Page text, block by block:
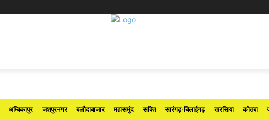
अम्बिकापुर जशपुरनगर बलौदाबाजार महासमुंद सक्ति सारंगढ़-बिलाईगढ़ खरसिया कोतबा